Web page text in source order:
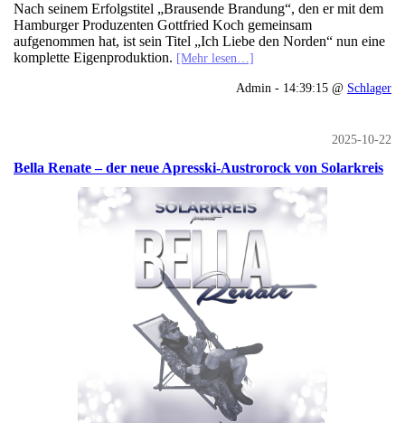
Nach seinem Erfolgstitel „Brausende Brandung“, den er mit dem
Hamburger Produzenten Gottfried Koch gemeinsam
aufgenommen hat, ist sein Titel „Ich Liebe den Norden“ nun eine
komplette Eigenproduktion. [Mehr lesen…]
Admin - 14:39:15 @ Schlager
2025-10-22
Bella Renate – der neue Apresski-Austrorock von Solarkreis